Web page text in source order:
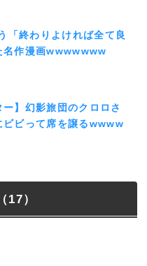
「終わりよければ全て良
名作漫画wwwwwww
ー】幻影旅団のクロロさ
ビビって席を譲るwwww
17）